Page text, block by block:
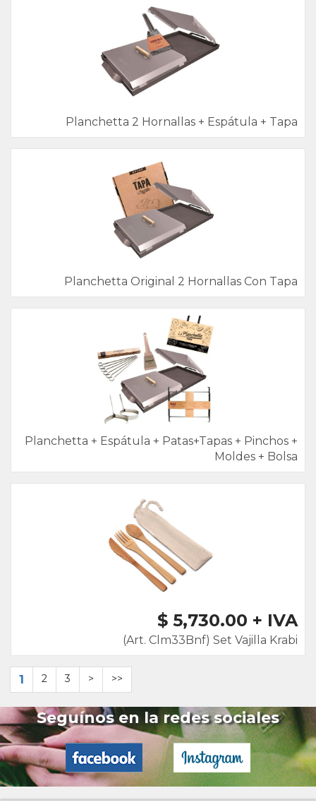
Planchetta 2 Hornallas + Espátula + Tapa
Planchetta Original 2 Hornallas Con Tapa
Planchetta + Espátula + Patas+Tapas + Pinchos +
Moldes + Bolsa
$ 5,730.00 + IVA
(Art. Clm33Bnf) Set Vajilla Krabi
1 2 3 > >>
Seguínos en la redes sociales